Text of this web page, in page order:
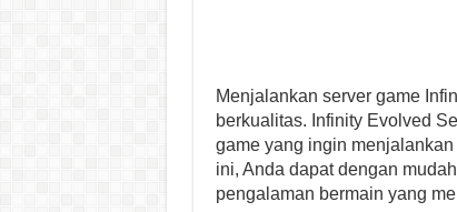
Menjalankan server game
berkualitas. Infinity Evolved
game yang ingin
ini, Anda dapat dengan
pengalaman bermain yang